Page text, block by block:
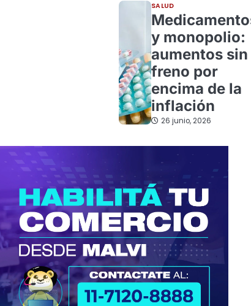
SALUD
y monopolio:
aumentos sin
freno por
encima de la
inflación
26 junio, 2026